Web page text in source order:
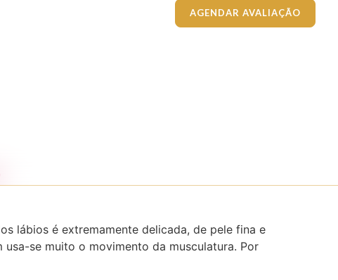
AGENDAR AVALIAÇÃO
lábios é extremamente delicada, de pele fina e
se muito o movimento da musculatura. Por